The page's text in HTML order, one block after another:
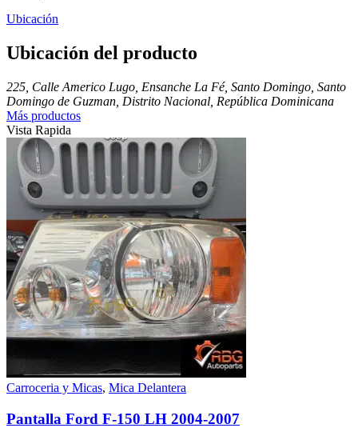
Ubicación
Ubicación del producto
225, Calle Americo Lugo, Ensanche La Fé, Santo Domingo, Santo
Domingo de Guzman, Distrito Nacional, República Dominicana
Más productos
Vista Rapida
Carroceria y Micas, Mica Delantera
Pantalla Ford F-150 LH 2004-2007